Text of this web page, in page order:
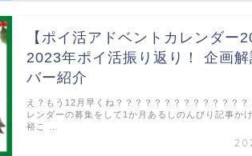
【ポイ活アドベントカレンダー
2023年ポイ活振り返り！ 企画
バー紹介
え？もう12月早くね？？？？？？？？？？？？？？
レンダーの募集をして1か月あるしのんびり記事か
裕こ …